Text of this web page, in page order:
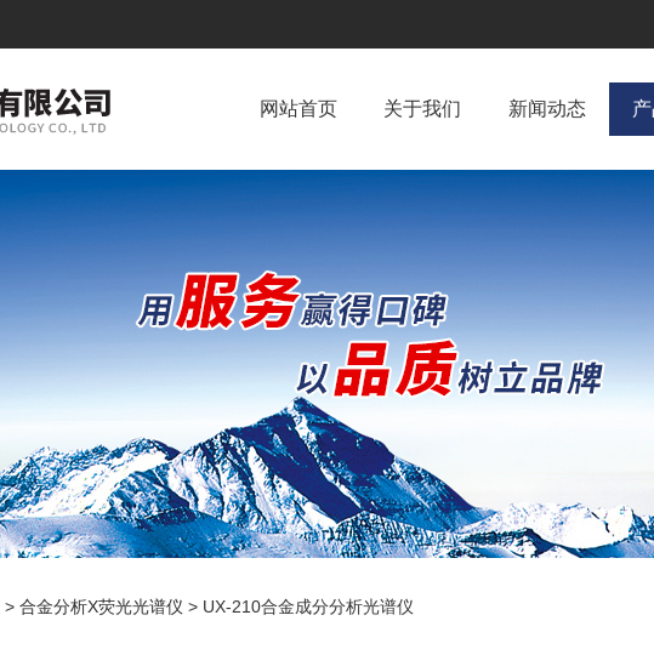
网站首页 关于我们 新闻动态
> 合金分析X荧光光谱仪 > UX-210合金成分分析光谱仪